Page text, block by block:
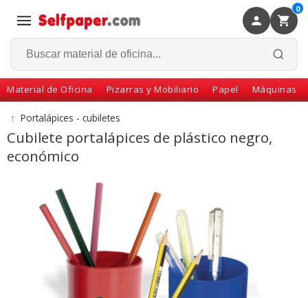
0
Material de Oficina Pizarras y Mobiliario Papel Máquinas
Volver
↑ Portalápices - cubiletes
Cubilete portalápices de plástico negro,
económico